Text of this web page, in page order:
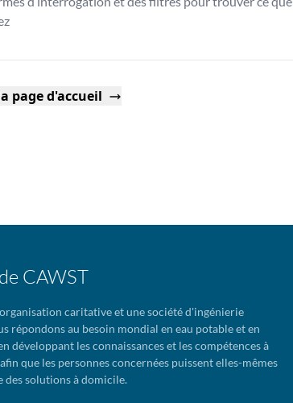
page d'accueil
CAWST
caritative et une société d'ingénierie
répondons au besoin mondial en eau potable et en
développant les connaissances et les compétences à
que les personnes concernées puissent elles-mêmes
solutions à domicile.